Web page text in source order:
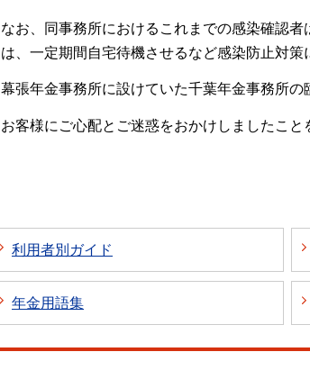
なお、同事務所におけるこれまでの感染確認
は、一定期間自宅待機させるなど感染防止対策
幕張年金事務所に設けていた千葉年金事務所
お客様にご心配とご迷惑をおかけしましたこと
利用者別ガイド
年金用語集